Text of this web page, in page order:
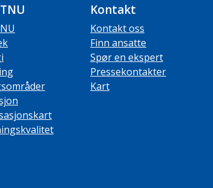
Kontakt
Kontakt oss
Finn ansatte
Spør en ekspert
Pressekontakter
Kart